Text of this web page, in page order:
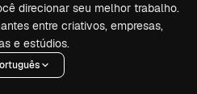
direcionar seu melhor trabalho.
entre criativos, empresas,
e estúdios.